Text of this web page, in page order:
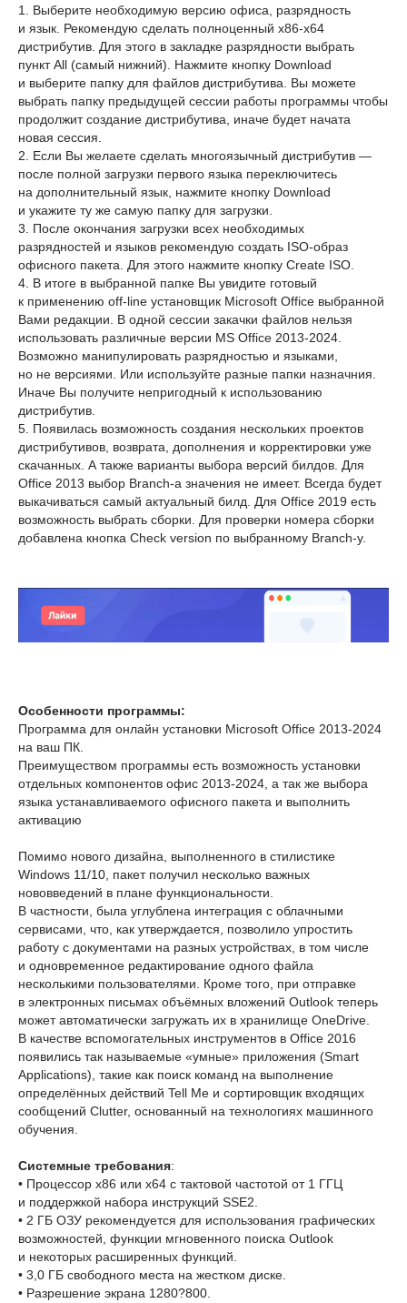
1. Выберите необходимую версию офиса, разрядность
и язык. Рекомендую сделать полноценный х86-х64
дистрибутив. Для этого в закладке разрядности выбрать
пункт All (самый нижний). Нажмите кнопку Download
и выберите папку для файлов дистрибутива. Вы можете
выбрать папку предыдущей сессии работы программы чтобы
продолжит создание дистрибутива, иначе будет начата
новая сессия.
2. Если Вы желаете сделать многоязычный дистрибутив —
после полной загрузки первого языка переключитесь
на дополнительный язык, нажмите кнопку Download
и укажите ту же самую папку для загрузки.
3. После окончания загрузки всех необходимых
разрядностей и языков рекомендую создать ISO-образ
офисного пакета. Для этого нажмите кнопку Create ISO.
4. В итоге в выбранной папке Вы увидите готовый
к применению off-line установщик Microsoft Office выбранной
Вами редакции. В одной сессии закачки файлов нельзя
использовать различные версии MS Office 2013-2024.
Возможно манипулировать разрядностью и языками,
но не версиями. Или используйте разные папки назначния.
Иначе Вы получите непригодный к использованию
дистрибутив.
5. Появилась возможность создания нескольких проектов
дистрибутивов, возврата, дополнения и корректировки уже
скачанных. А также варианты выбора версий билдов. Для
Office 2013 выбор Branch-а значения не имеет. Всегда будет
выкачиваться самый актуальный билд. Для Office 2019 есть
возможность выбрать сборки. Для проверки номера сборки
добавлена кнопка Check version по выбранному Branch-у.
Особенности программы:
Программа для онлайн установки Microsoft Office 2013-2024
на ваш ПК.
Преимуществом программы есть возможность установки
отдельных компонентов офис 2013-2024, а так же выбора
языка устанавливаемого офисного пакета и выполнить
активацию
Помимо нового дизайна, выполненного в стилистике
Windows 11/10, пакет получил несколько важных
нововведений в плане функциональности.
В частности, была углублена интеграция с облачными
сервисами, что, как утверждается, позволило упростить
работу с документами на разных устройствах, в том числе
и одновременное редактирование одного файла
несколькими пользователями. Кроме того, при отправке
в электронных письмах объёмных вложений Outlook теперь
может автоматически загружать их в хранилище OneDrive.
В качестве вспомогательных инструментов в Office 2016
появились так называемые «умные» приложения (Smart
Applications), такие как поиск команд на выполнение
определённых действий Tell Me и сортировщик входящих
сообщений Clutter, основанный на технологиях машинного
обучения.
Системные требования:
• Процессор x86 или x64 с тактовой частотой от 1 ГГЦ
и поддержкой набора инструкций SSE2.
• 2 ГБ ОЗУ рекомендуется для использования графических
возможностей, функции мгновенного поиска Outlook
и некоторых расширенных функций.
• 3,0 ГБ свободного места на жестком диске.
• Разрешение экрана 1280?800.